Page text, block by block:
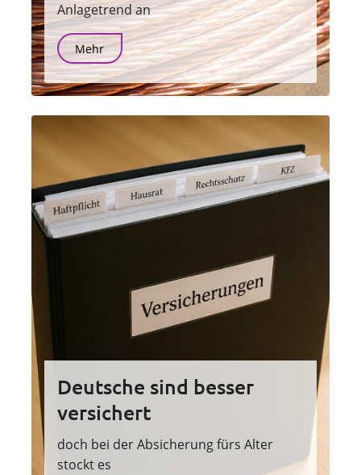
Anlagetrend an
Mehr
Deutsche sind besser
versichert
doch bei der Absicherung fürs Alter
stockt es